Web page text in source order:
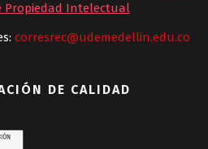
Propiedad Intelectual
corresrec@udemedellin.edu.co
DE CALIDAD